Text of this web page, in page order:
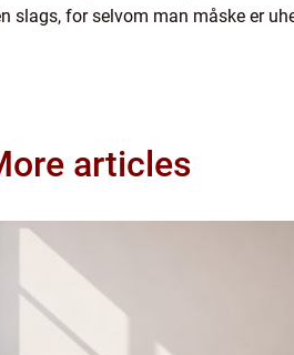
slags, for selvom man måske er
articles